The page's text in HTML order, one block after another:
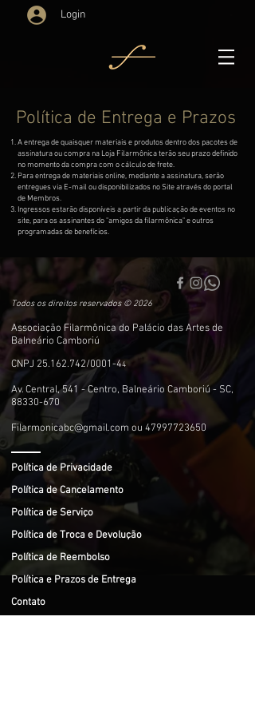
Login
Política de Entrega e Prazos
A entrega de quaisquer materiais e produtos dentro dos pacotes de
assinatura ou compra na Loja Filarmônica terão seu prazo definido
no momento da compra com o cálculo de frete.
Para entrega de materiais online, mediante a assinatura, serão
entregues via E-mail ou disponibilizados no Site através do portal
de Membros.
Ingressos estarão disponíveis a partir da publicação de eventos no
site, para os assinantes do "amigos da filarmônica" e outros
programadas de benefícios.
Todos os direitos reservados © 2026
Associação Filarmônica do Palácio das Artes de
Balneário Camboriú
CNPJ 25.162.742/0001-44
Av. Central, 541 - Centro, Balneário Camboriú - SC,
88330-670
Filarmonicabc@gmail.com ou 47997723650
Política de Privacidade
Política de Cancelamento
Política de Serviço
Política de Troca e Devolução
Política de Reembolso
Política e Prazos de Entrega
Contato